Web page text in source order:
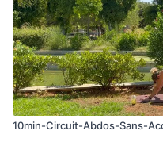
10min-Circuit-Abdos-Sans-